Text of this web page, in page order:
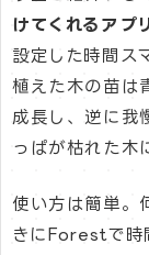
けてくれるアプ
設定した時間ス
植えた木の苗は
成長し、逆に我
っぱが枯れた木
使い方は簡単。
きにForestで時